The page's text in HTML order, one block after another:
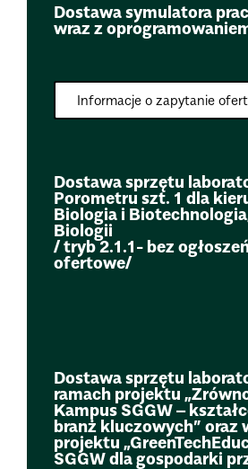
Dostawa symulatora
wraz z
Informacje o zapytanie
Dostawa sprzętu
Porometru szt. 1 dla
Biologia i
Biologii
/ tryb 2.1.1- bez
ofertowe/
Dostawa sprzętu
ramach projektu
Kampus SGGW –
branż kluczowych” oraz
projektu
SGGW dla gospodarki